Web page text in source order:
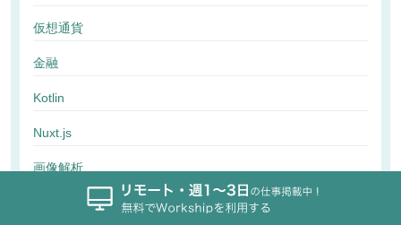
仮想通貨
金融
Kotlin
Nuxt.js
画像解析